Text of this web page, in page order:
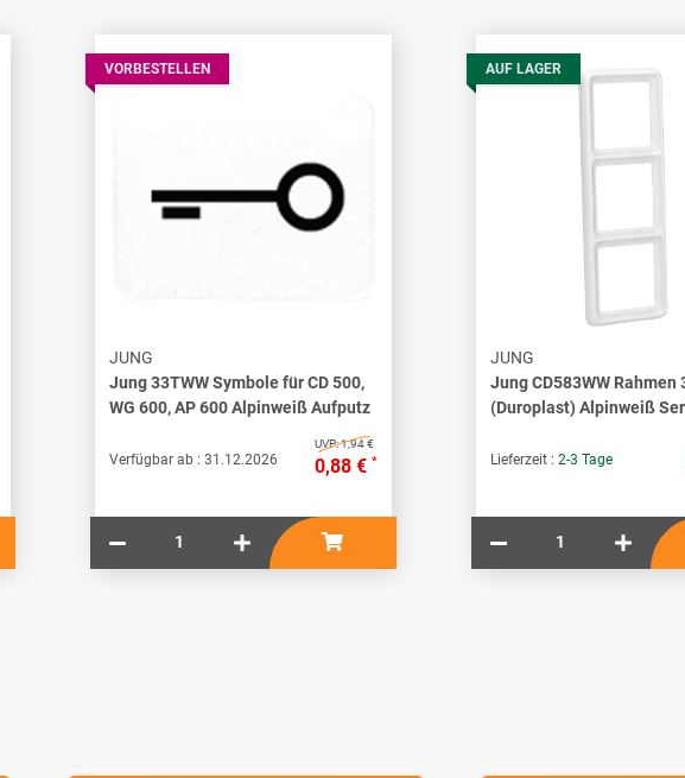
VORBESTELLEN
JUNG
Jung 33TWW Symbole für CD 500,
WG 600, AP 600 Alpinweiß Aufputz
Verfügbar ab : 31.12.2026
UVP:1,94 €
0,88 € *
AUF LAGER
JUNG
Jung CD583WW Rahmen
(Duroplast) Alpinweiß
Lieferzeit : 2-3 Tage